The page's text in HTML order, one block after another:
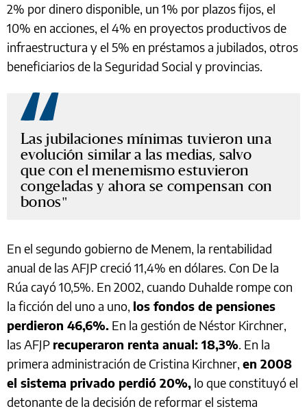
2% por dinero disponible, un 1% por plazos fijos, el
10% en acciones, el 4% en proyectos productivos de
infraestructura y el 5% en préstamos a jubilados, otros
beneficiarios de la Seguridad Social y provincias.
Las jubilaciones mínimas tuvieron una
evolución similar a las medias, salvo
que con el menemismo estuvieron
congeladas y ahora se compensan con
bonos
En el segundo gobierno de Menem, la rentabilidad
anual de las AFJP creció 11,4% en dólares. Con De la
Rúa cayó 10,5%. En 2002, cuando Duhalde rompe con
la ficción del uno a uno, los fondos de pensiones
perdieron 46,6%. En la gestión de Néstor Kirchner,
las AFJP recuperaron renta anual: 18,3%. En la
primera administración de Cristina Kirchner, en 2008
el sistema privado perdió 20%, lo que constituyó el
detonante de la decisión de reformar el sistema